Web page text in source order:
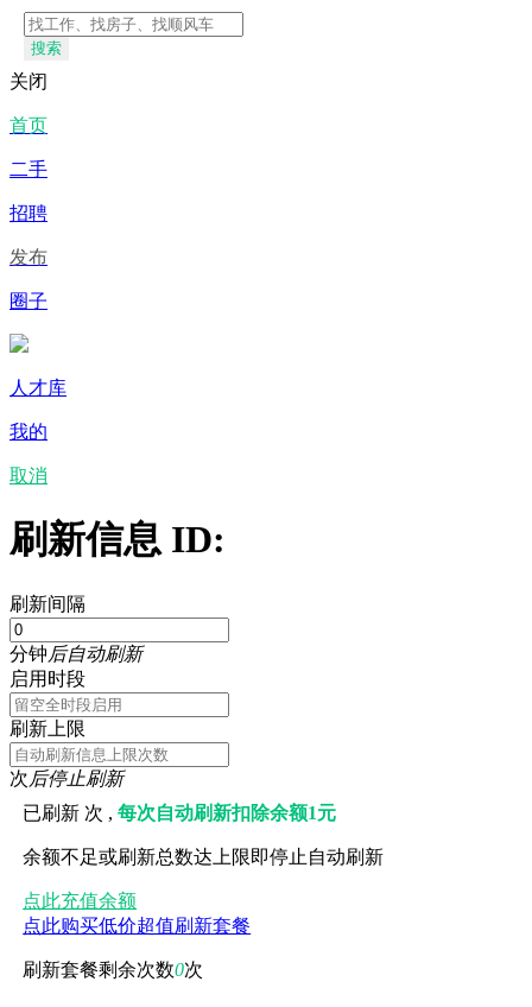
搜索
关闭
首页
二手
招聘
发布
圈子
人才库
我的
取消
刷新信息 ID:
刷新间隔
分钟后自动刷新
启用时段
刷新上限
次后停止刷新
已刷新 次 ,每次自动刷新扣除余额1元
余额不足或刷新总数达上限即停止自动刷新
点此充值余额
点此购买低价超值刷新套餐
刷新套餐剩余次数0次